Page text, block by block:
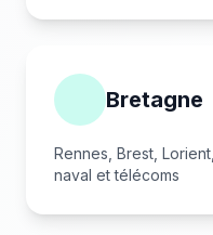
Bretagne
Rennes, Brest,
naval et télécoms